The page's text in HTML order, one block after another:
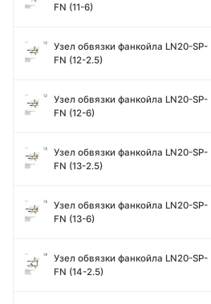
FN (11-6)
Узел обвязки фанкойла LN20-SP-
FN (12-2.5)
Узел обвязки фанкойла LN20-SP-
FN (12-6)
Узел обвязки фанкойла LN20-SP-
FN (13-2.5)
Узел обвязки фанкойла LN20-SP-
FN (13-6)
Узел обвязки фанкойла LN20-SP-
FN (14-2.5)